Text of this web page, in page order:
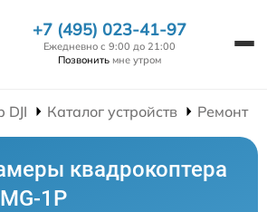
+7 (495) 023-41-97
Ежедневно с 9:00 до 21:00
Позвонить мне утром
DJI Каталог устройств Ремонт
квадрокоптера
1P